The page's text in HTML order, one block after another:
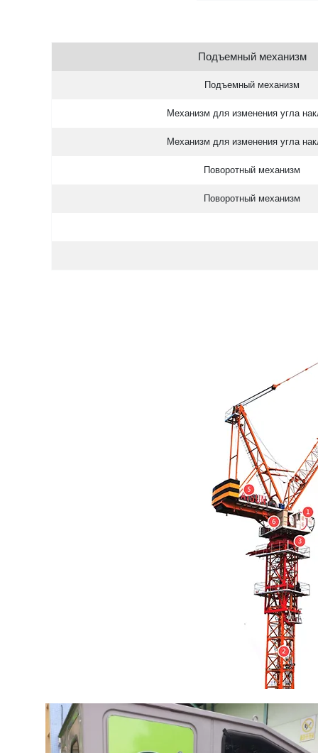
Подъемный механизм
Подъемный механизм
Механизм для изменения угла
Механизм для изменения угла
Поворотный механизм
Поворотный механизм